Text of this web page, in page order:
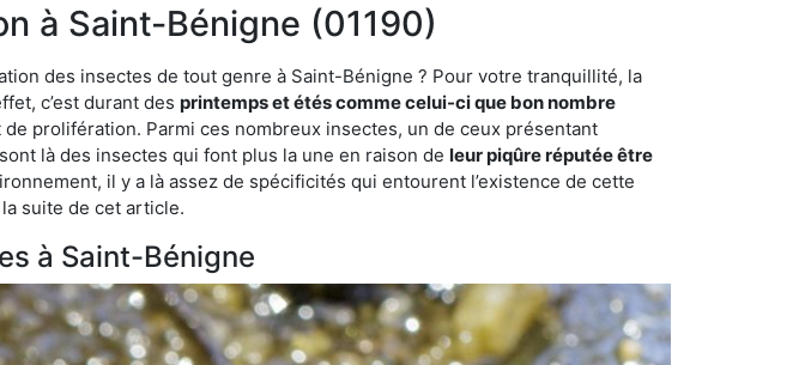
à Saint-Bénigne (01190)
des insectes de tout genre à Saint-Bénigne ? Pour votre tranquillité, la
c’est durant des printemps et étés comme celui-ci que bon nombre
prolifération. Parmi ces nombreux insectes, un de ceux présentant
là des insectes qui font plus la une en raison de leur piqûre réputée être
il y a là assez de spécificités qui entourent l’existence de cette
suite de cet article.
à Saint-Bénigne